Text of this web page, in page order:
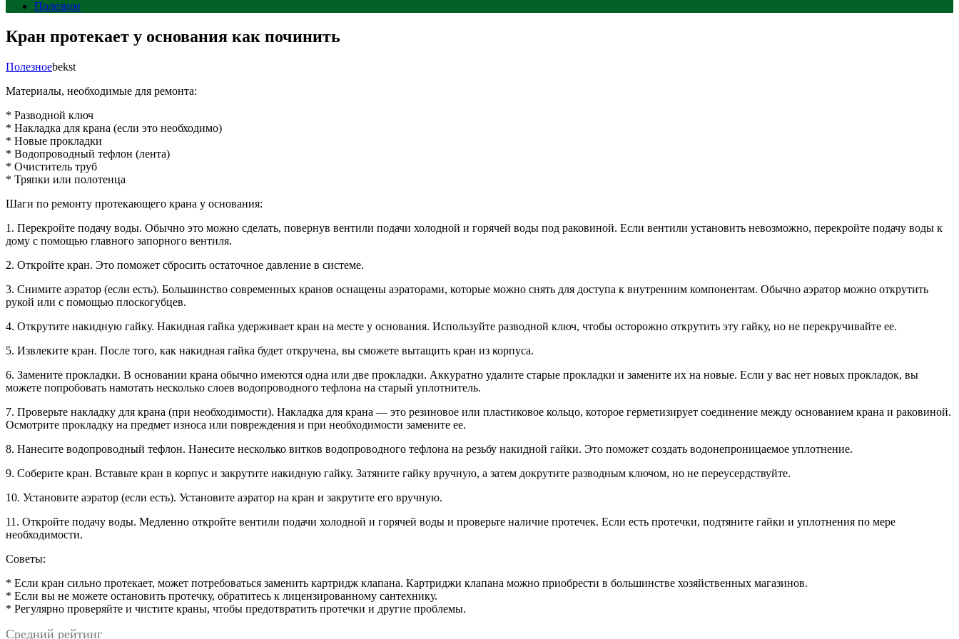
Полезное
Кран протекает у основания как починить
Полезноеbekst
Материалы, необходимые для ремонта:
* Разводной ключ
* Накладка для крана (если это необходимо)
* Новые прокладки
* Водопроводный тефлон (лента)
* Очиститель труб
* Тряпки или полотенца
Шаги по ремонту протекающего крана у основания:
1. Перекройте подачу воды. Обычно это можно сделать, повернув вентили подачи холодной и горячей воды под раковиной. Если вентили установить невозможно, перекройте подачу воды к
дому с помощью главного запорного вентиля.
2. Откройте кран. Это поможет сбросить остаточное давление в системе.
3. Снимите аэратор (если есть). Большинство современных кранов оснащены аэраторами, которые можно снять для доступа к внутренним компонентам. Обычно аэратор можно открутить
рукой или с помощью плоскогубцев.
4. Открутите накидную гайку. Накидная гайка удерживает кран на месте у основания. Используйте разводной ключ, чтобы осторожно открутить эту гайку, но не перекручивайте ее.
5. Извлеките кран. После того, как накидная гайка будет откручена, вы сможете вытащить кран из корпуса.
6. Замените прокладки. В основании крана обычно имеются одна или две прокладки. Аккуратно удалите старые прокладки и замените их на новые. Если у вас нет новых прокладок, вы
можете попробовать намотать несколько слоев водопроводного тефлона на старый уплотнитель.
7. Проверьте накладку для крана (при необходимости). Накладка для крана — это резиновое или пластиковое кольцо, которое герметизирует соединение между основанием крана и раковиной.
Осмотрите прокладку на предмет износа или повреждения и при необходимости замените ее.
8. Нанесите водопроводный тефлон. Нанесите несколько витков водопроводного тефлона на резьбу накидной гайки. Это поможет создать водонепроницаемое уплотнение.
9. Соберите кран. Вставьте кран в корпус и закрутите накидную гайку. Затяните гайку вручную, а затем докрутите разводным ключом, но не переусердствуйте.
10. Установите аэратор (если есть). Установите аэратор на кран и закрутите его вручную.
11. Откройте подачу воды. Медленно откройте вентили подачи холодной и горячей воды и проверьте наличие протечек. Если есть протечки, подтяните гайки и уплотнения по мере
необходимости.
Советы:
* Если кран сильно протекает, может потребоваться заменить картридж клапана. Картриджи клапана можно приобрести в большинстве хозяйственных магазинов.
* Если вы не можете остановить протечку, обратитесь к лицензированному сантехнику.
* Регулярно проверяйте и чистите краны, чтобы предотвратить протечки и другие проблемы.
Средний рейтинг